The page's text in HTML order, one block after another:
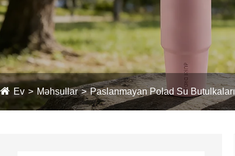
Ev Məhsullar Paslanmayan Polad Su Butulkaları